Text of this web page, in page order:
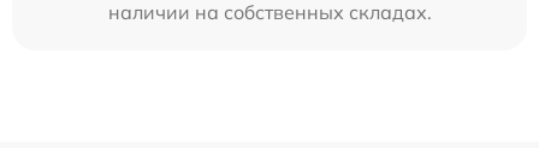
наличии на собственных складах.